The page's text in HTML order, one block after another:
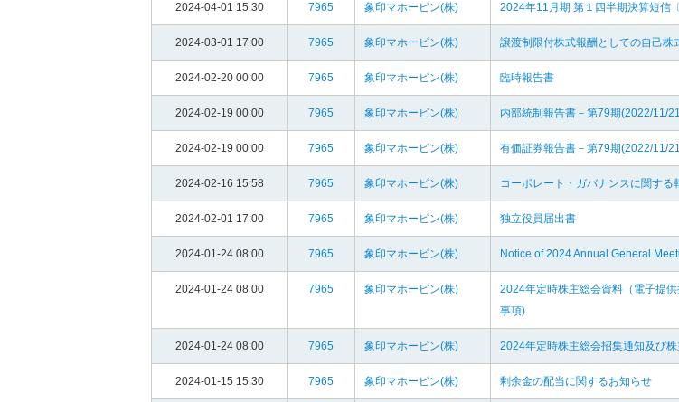
2024-04-01 15:30 7965 象印マホービン(株) 2024年11月期 第１四半期決算短信
2024-03-01 17:00 7965 象印マホービン(株) 譲渡制限付株式報酬としての自己株
2024-02-20 00:00 7965 象印マホービン(株) 臨時報告書
2024-02-19 00:00 7965 象印マホービン(株) 内部統制報告書－第79期(2022/11/
2024-02-19 00:00 7965 象印マホービン(株) 有価証券報告書－第79期(2022/11/
2024-02-16 15:58 7965 象印マホービン(株) コーポレート・ガバナンスに関する
2024-02-01 17:00 7965 象印マホービン(株) 独立役員届出書
2024-01-24 08:00 7965 象印マホービン(株) Notice of 2024 Annual General
2024-01-24 08:00 7965 象印マホービン(株)
2024年定時株主総会資料（電子提
事項)
2024-01-24 08:00 7965 象印マホービン(株) 2024年定時株主総会招集通知及び
2024-01-15 15:30 7965 象印マホービン(株) 剰余金の配当に関するお知らせ